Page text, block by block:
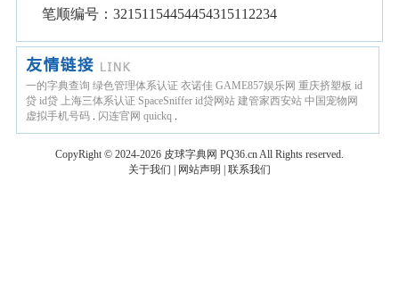
笔顺编号：32151154454454315112234
一的字典查询 绿色管理体系认证 衣诺佳 GAME857娱乐网 重庆挤塑板 id
贷 id贷 上海三体系认证 SpaceSniffer id贷网站 建管家西安站 中国宠物网
虚拟手机号码 . 闪连官网 quickq .
CopyRight © 2024-2026 皮球字典网 PQ36.cnAll Rights reserved.
关于我们
网站声明 联系我们